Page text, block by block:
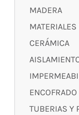
MADERA
CERÁMICA
ENCOFRADO
TUBERIAS Y